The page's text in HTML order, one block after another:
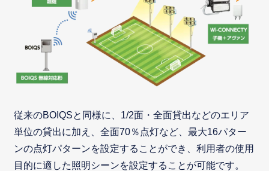
従来のBOIQSと同様に、1/2面・全面貸出などのエリア
単位の貸出に加え、全面70％点灯など、最大16パター
ンの点灯パターンを設定することができ、利用者の使用
目的に適した照明シーンを設定することが可能です。